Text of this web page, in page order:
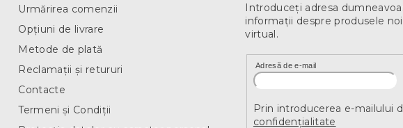
u
l
l
s
t
i
l
Urmărirea comenzii
Opțiuni de livrare
Metode de plată
Reclamații și retururi
Contacte
Termeni și Condiții
Introduceţi adresa
informaţii despre produsele
virtual.
Adresă de e-mail
Prin introducerea e-mailului
confidențialitate